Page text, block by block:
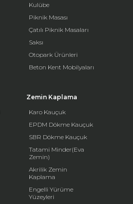
Kulübe
Piknik Masası
Çatılı Piknik Masaları
Saksı
Otopark Ürünleri
Beton Kent Mobilyaları
Zemin Kaplama
Karo Kauçuk
EPDM Dökme Kauçuk
SBR Dökme Kauçuk
Tatami Minder(Eva
Zemin)
Akrilik Zemin
Kaplama
Engelli Yürüme
Yüzeyleri